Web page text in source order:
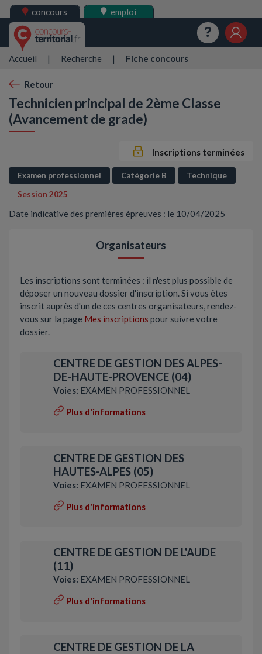
concours emploi
Accueil | Recherche | Fiche concours
Retour
Technicien principal de 2ème Classe
(Avancement de grade)
Inscriptions terminées
Examen professionnel Catégorie B
Technique
Session 2025
Date indicative des premières épreuves : le 10/04/2025
Organisateurs
Les inscriptions sont terminées : il n'est plus possible de
déposer un nouveau dossier d'inscription. Si vous êtes
inscrit auprès d'un de ces centres organisateurs, rendez-
vous sur la page Mes inscriptions pour suivre votre
dossier.
CENTRE DE GESTION DES ALPES-
DE-HAUTE-PROVENCE (04)
Voies: EXAMEN PROFESSIONNEL
Plus d'informations
CENTRE DE GESTION DES
HAUTES-ALPES (05)
Voies: EXAMEN PROFESSIONNEL
Plus d'informations
CENTRE DE GESTION DE L'AUDE
(11)
Voies: EXAMEN PROFESSIONNEL
Plus d'informations
CENTRE DE GESTION DE LA